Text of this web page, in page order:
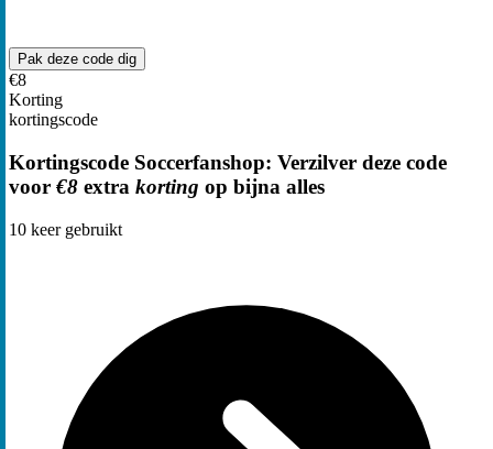
Pak deze code dig
€8
Korting
kortingscode
Kortingscode Soccerfanshop: Verzilver deze code
voor €8 extra korting op bijna alles
10 keer gebruikt